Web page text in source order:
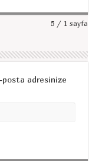
5 / 1 sayfa
posta adresinize